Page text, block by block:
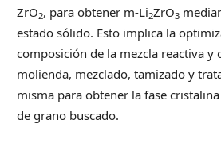
ZrO2, para obtener m-Li2ZrO3
estado sólido. Esto implica la
composición de la mezcla reactiva y
molienda, mezclado, tamizado y
misma para obtener la fase
de grano buscado.